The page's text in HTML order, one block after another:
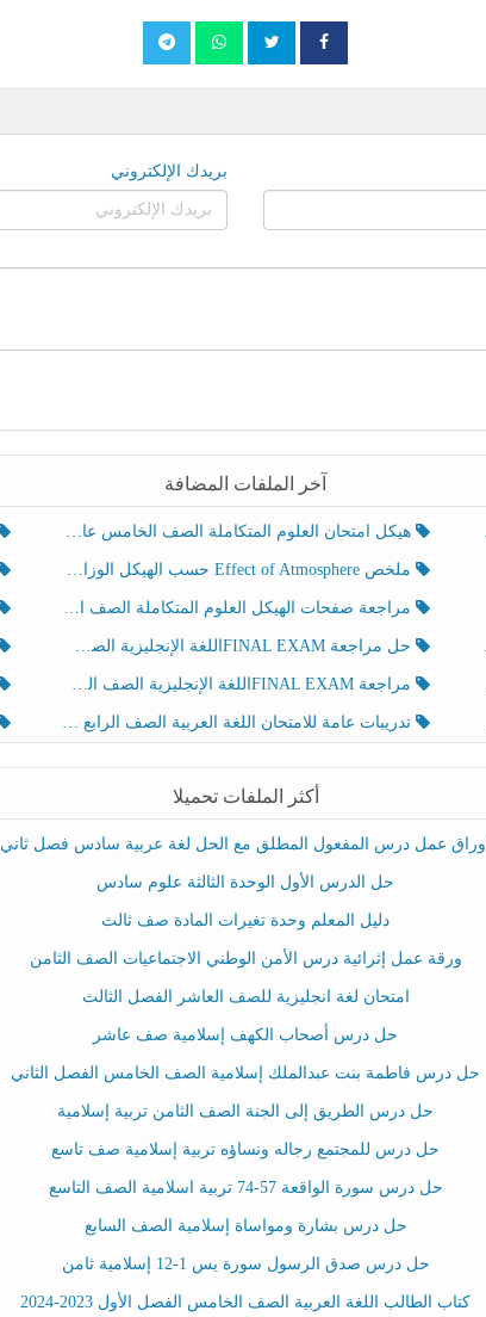
بريدك الإلكتروني
آخر الملفات المضافة
هيكل امتحان العلوم المتكاملة الصف الخامس عام الفصل الدراسي الثالث 2025-2026
ملخص Effect of Atmosphere حسب الهيكل الوزاري العلوم المتكاملة الصف الخامس انسبير الفصل الثالث
مراجعة صفحات الهيكل العلوم المتكاملة الصف الخامس انسبير الفصل الثالث
حل مراجعة FINAL EXAMاللغة الإنجليزية الصف الخامس الفصل الثالث
مراجعة FINAL EXAMاللغة الإنجليزية الصف الخامس الفصل الثالث
تدريبات عامة للامتحان اللغة العربية الصف الرابع الفصل الثالث
أكثر الملفات تحميلا
أوراق عمل درس المفعول المطلق مع الحل لغة عربية سادس فصل ثاني
حل الدرس الأول الوحدة الثالثة علوم سادس
دليل المعلم وحدة تغيرات المادة صف ثالث
ورقة عمل إثرائية درس الأمن الوطني الاجتماعيات الصف الثامن
امتحان لغة انجليزية للصف العاشر الفصل الثالث
حل درس أصحاب الكهف إسلامية صف عاشر
حل درس فاطمة بنت عبدالملك إسلامية الصف الخامس الفصل الثاني
حل درس الطريق إلى الجنة الصف الثامن تربية إسلامية
حل درس للمجتمع رجاله ونساؤه تربية إسلامية صف تاسع
حل درس سورة الواقعة 57-74 تربية اسلامية الصف التاسع
حل درس بشارة ومواساة إسلامية الصف السابع
حل درس صدق الرسول سورة يس 1-12 إسلامية ثامن
كتاب الطالب اللغة العربية الصف الخامس الفصل الأول 2023-2024